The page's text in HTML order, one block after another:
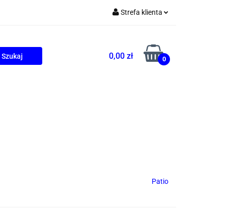
Strefa klienta
Zarejestruj się
0,00 zł 0
Patio